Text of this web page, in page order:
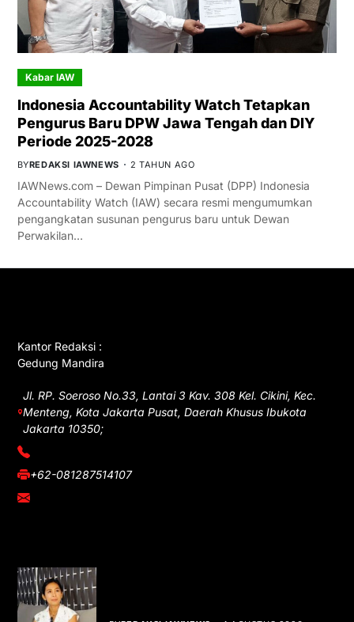
Kabar IAW
Indonesia Accountability Watch Tetapkan
Pengurus Baru DPW Jawa Tengah dan DIY
Periode 2025-2028
BYREDAKSI IAWNEWS 2 TAHUN AGO
IAWNews.com – Dewan Pimpinan Pusat (DPP) Indonesia
Accountability Watch (IAW) secara resmi mengumumkan
pengangkatan susunan pengurus baru untuk Dewan
Perwakilan…
Kantor Redaksi :
Gedung Mandira
Jl. RP. Soeroso No.33, Lantai 3 Kav. 308 Kel. Cikini, Kec.
Menteng, Kota Jakarta Pusat, Daerah Khusus Ibukota
Jakarta 10350;
(021) 3908026
+62-081287514107
adm@iawnews.com